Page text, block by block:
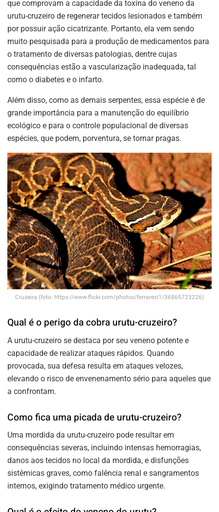
que comprovam a capacidade da toxina do veneno da
urutu-cruzeiro de regenerar tecidos lesionados e também
por possuir ação cicatrizante. Portanto, ela vem sendo
muito pesquisada para a produção de medicamentos para
o tratamento de diversas patologias, dentre cujas
consequências estão a vascularização inadequada, tal
como o diabetes e o infarto.
Além disso, como as demais serpentes, essa espécie é de
grande importância para a manutenção do equilíbrio
ecológico e para o controle populacional de diversas
espécies, que podem, porventura, se tornar pragas.
Cruzeira (foto: https://www.flickr.com/photos/ferrarezi1/36865723226)
Qual é o perigo da cobra urutu-cruzeiro?
A urutu-cruzeiro se destaca por seu veneno potente e
capacidade de realizar ataques rápidos. Quando
provocada, sua defesa resulta em ataques velozes,
elevando o risco de envenenamento sério para aqueles que
a confrontam.
Como fica uma picada de urutu-cruzeiro?
Uma mordida da urutu-cruzeiro pode resultar em
consequências severas, incluindo intensas hemorragias,
danos aos tecidos no local da mordida, e disfunções
sistêmicas graves, como falência renal e sangramentos
internos, exigindo tratamento médico urgente.